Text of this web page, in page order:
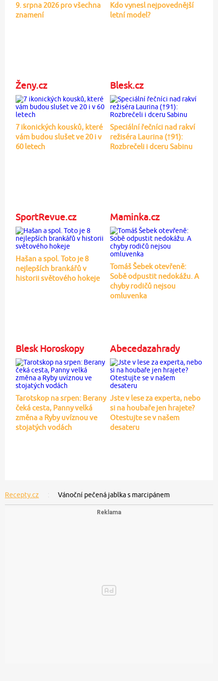
9. srpna 2026 pro všechna
znamení
Kdo vynesl nejpovednější
letní model?
Ženy.cz
7 ikonických kousků, které
vám budou slušet ve 20 i v
60 letech
Blesk.cz
Speciální řečníci nad rakví
režiséra Laurina (†91):
Rozbrečeli i dceru Sabinu
SportRevue.cz
Hašan a spol. Toto je 8
nejlepších brankářů v
historii světového hokeje
Maminka.cz
Tomáš Šebek otevřeně:
Sobě odpustit nedokážu. A
chyby rodičů nejsou
omluvenka
Blesk Horoskopy
Tarotskop na srpen: Berany
čeká cesta, Panny velká
změna a Ryby uvíznou ve
stojatých vodách
Abecedazahrady
Jste v lese za experta, nebo
si na houbaře jen hrajete?
Otestujte se v našem
desateru
Recepty.cz Vánoční pečená jablka s marcipánem